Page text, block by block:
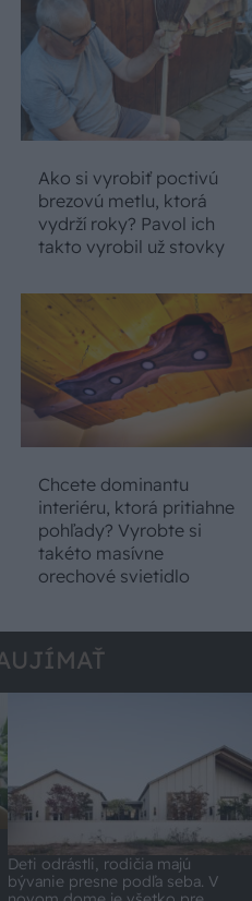
Ako si vyrobiť poctivú
brezovú metlu, ktorá
vydrží roky? Pavol ich
takto vyrobil už stovky
Chcete dominantu
interiéru, ktorá pritiahne
pohľady? Vyrobte si
takéto masívne
orechové svietidlo
Deti odrástli, rodičia majú
bývanie presne podľa seba. V